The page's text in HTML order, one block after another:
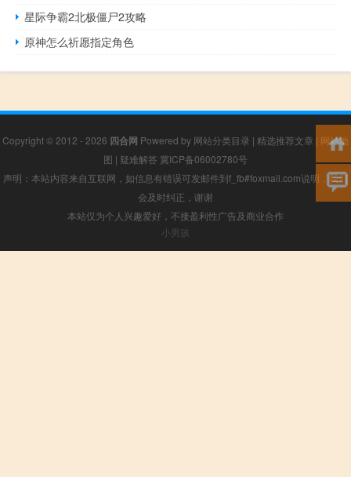
星际争霸2北极僵尸2攻略
原神怎么祈愿指定角色
Copyright © 2012 - 2026 四合网 Powered by 网站分类目录 | 精选推荐文章 | 网站地
图 | 疑难解答 冀ICP备06002780号
声明：本站内容来自互联网，如信息有错误可发邮件到f_fb#foxmail.com说明，我们
会及时纠正，谢谢
本站仅为个人兴趣爱好，不接盈利性广告及商业合作
小男孩